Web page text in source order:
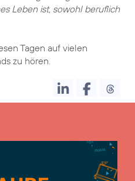
Leben ist, sowohl beruflich
Tagen auf vielen
zu hören.